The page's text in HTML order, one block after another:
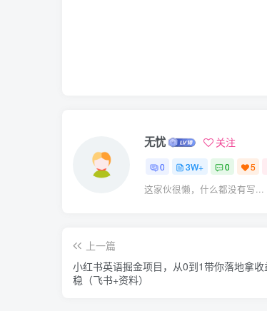
无忧 关注
0 3W+ 0 5
这家伙很懒，什么都没有写...
上一篇
小红书英语掘金项目，从0到1带你落地拿
稳（飞书+资料）